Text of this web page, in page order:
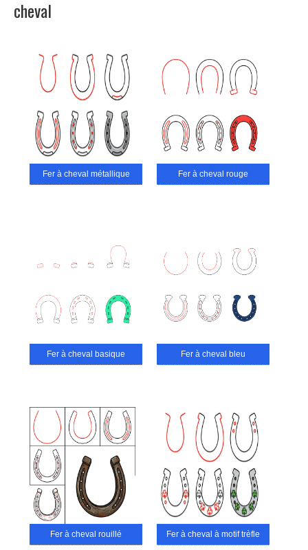
cheval
Fer à cheval métallique Fer à cheval rouge
Fer à cheval basique Fer à cheval bleu
Fer à cheval rouillé Fer à cheval à motif trèfle